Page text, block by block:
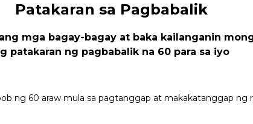
Patakaran sa Pagbabalik
mga bagay-bagay at baka kailanganin
patakaran ng pagbabalik na 60 para sa iyo
ng 60 araw mula sa pagtanggap at makakatanggap ng